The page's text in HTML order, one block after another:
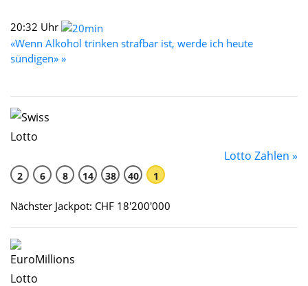
20:32 Uhr
«Wenn Alkohol trinken strafbar ist, werde ich heute
sündigen» »
Lotto Zahlen »
2 6 8 14 38 40 1
Nächster Jackpot: CHF 18'200'000